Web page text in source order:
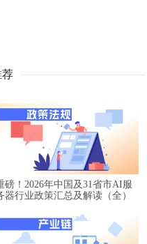
荐
磅！2026年中国及31省市AI服
器行业政策汇总及解读（全）